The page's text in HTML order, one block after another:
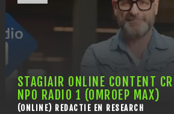
STAGIAIR ONLINE CONTENT
NPO RADIO 1 (OMROEP MAX)
(ONLINE) REDACTIE EN RESEARCH